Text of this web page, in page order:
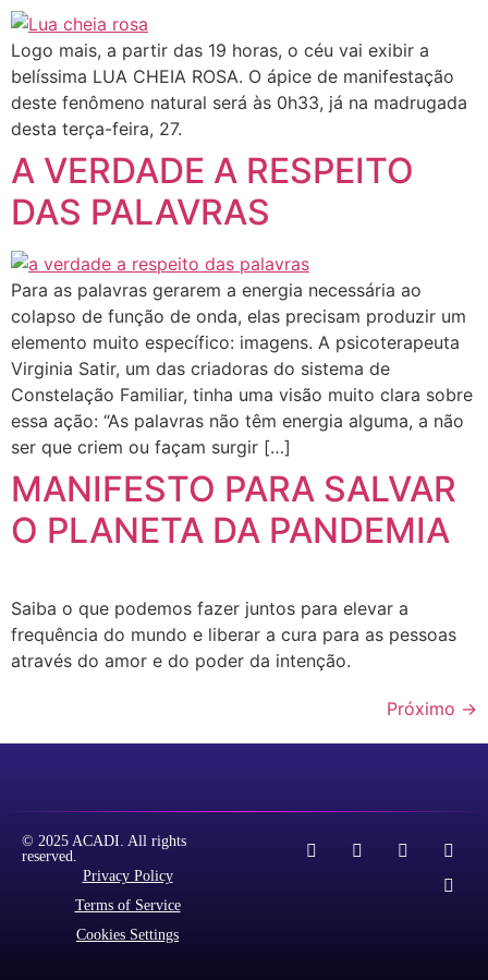
Logo mais, a partir das 19 horas, o céu vai exibir a
belíssima LUA CHEIA ROSA. O ápice de manifestação
deste fenômeno natural será às 0h33, já na madrugada
desta terça-feira, 27.
A VERDADE A RESPEITO
DAS PALAVRAS
Para as palavras gerarem a energia necessária ao
colapso de função de onda, elas precisam produzir um
elemento muito específico: imagens. A psicoterapeuta
Virginia Satir, um das criadoras do sistema de
Constelação Familiar, tinha uma visão muito clara sobre
essa ação: “As palavras não têm energia alguma, a não
ser que criem ou façam surgir […]
MANIFESTO PARA SALVAR
O PLANETA DA PANDEMIA
Saiba o que podemos fazer juntos para elevar a
frequência do mundo e liberar a cura para as pessoas
através do amor e do poder da intenção.
Próximo →
© 2025 ACADI. All rights
reserved.
Privacy Policy
Terms of Service
Cookies Settings